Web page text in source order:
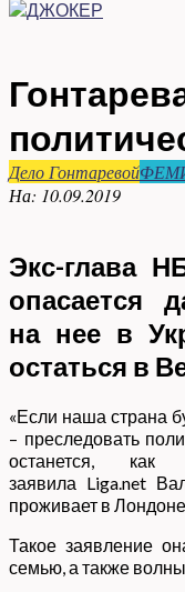
Дело Гонтаревой
На: 10.09.2019
Экс-глава
опасается
на нее в
остаться в
«Если наша страна
– преследовать
останется, как
заявила Liga.net
проживает в Лондоне.
Такое заявление
семью, а также